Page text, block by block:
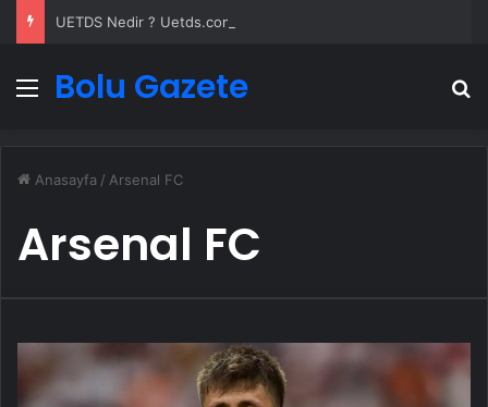
Menü
Bolu Gazete
Anasayfa / Arsenal FC
Arsenal FC